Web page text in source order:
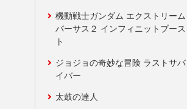
機動戦士ガンダム エクストリーム
バーサス２ インフィニットブース
ト
ジョジョの奇妙な冒険 ラストサバ
イバー
太鼓の達人